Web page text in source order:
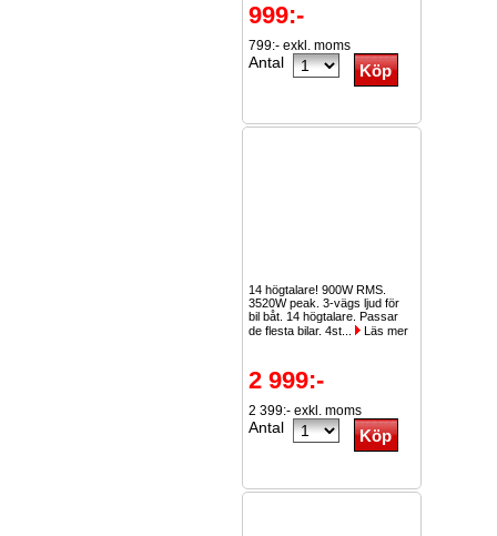
999:-
799:- exkl. moms
Antal
14 högtalare! 900W RMS.
3520W peak. 3-vägs ljud för
bil båt. 14 högtalare. Passar
de flesta bilar. 4st...
Läs mer
2 999:-
2 399:- exkl. moms
Antal